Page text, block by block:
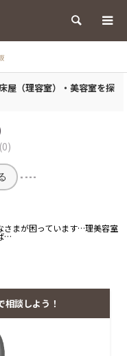
検索
屋（理容室）・美容室を探
さまが困っています…理美容室
…
談しよう！